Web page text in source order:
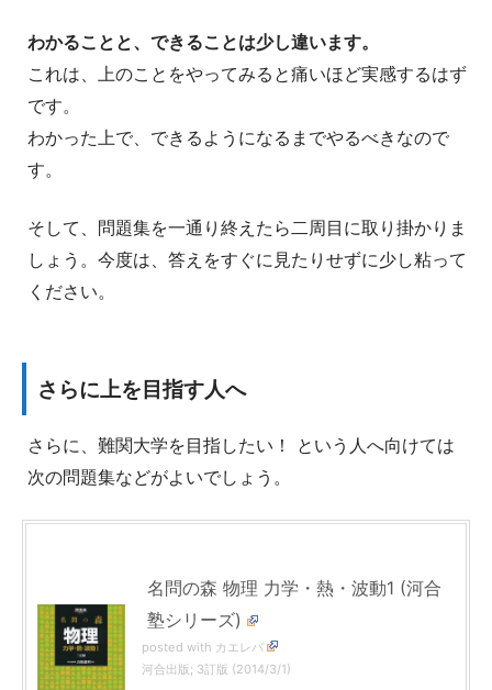
わかることと、できることは少し違います。
これは、上のことをやってみると痛いほど実感するはず
です。
わかった上で、できるようになるまでやるべきなので
す。
そして、問題集を一通り終えたら二周目に取り掛かりま
しょう。今度は、答えをすぐに見たりせずに少し粘って
ください。
さらに上を目指す人へ
さらに、難関大学を目指したい！ という人へ向けては
次の問題集などがよいでしょう。
名問の森 物理 力学・熱・波動1 (河合
塾シリーズ)
posted with カエレバ
河合出版; 3訂版 (2014/3/1)